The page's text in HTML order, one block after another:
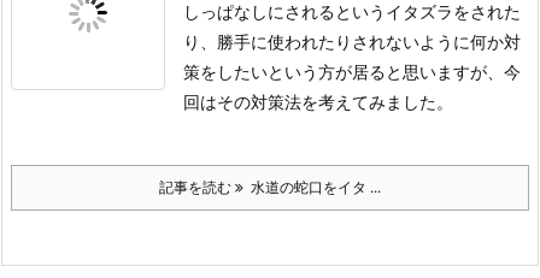
しっぱなしにされるというイタズラをされた
り、勝手に使われたりされないように何か対
策をしたいという方が居ると思いますが、今
回はその対策法を考えてみました。
記事を読む 水道の蛇口をイタ ...